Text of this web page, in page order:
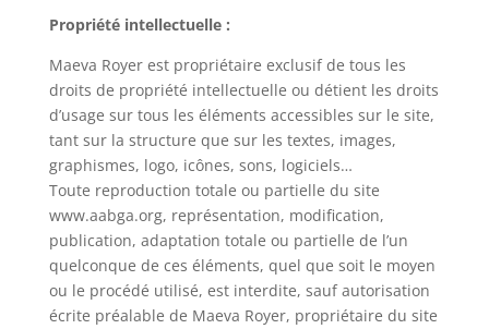
Propriété intellectuelle :
Maeva Royer est propriétaire exclusif de tous les
droits de propriété intellectuelle ou détient les droits
d’usage sur tous les éléments accessibles sur le site,
tant sur la structure que sur les textes, images,
graphismes, logo, icônes, sons, logiciels…
Toute reproduction totale ou partielle du site
www.aabga.org, représentation, modification,
publication, adaptation totale ou partielle de l’un
quelconque de ces éléments, quel que soit le moyen
ou le procédé utilisé, est interdite, sauf autorisation
écrite préalable de Maeva Royer, propriétaire du site